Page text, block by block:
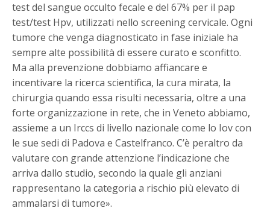
test del sangue occulto fecale e del 67% per il pap
test/test Hpv, utilizzati nello screening cervicale. Ogni
tumore che venga diagnosticato in fase iniziale ha
sempre alte possibilità di essere curato e sconfitto.
Ma alla prevenzione dobbiamo affiancare e
incentivare la ricerca scientifica, la cura mirata, la
chirurgia quando essa risulti necessaria, oltre a una
forte organizzazione in rete, che in Veneto abbiamo,
assieme a un Irccs di livello nazionale come lo Iov con
le sue sedi di Padova e Castelfranco. C’è peraltro da
valutare con grande attenzione l’indicazione che
arriva dallo studio, secondo la quale gli anziani
rappresentano la categoria a rischio più elevato di
ammalarsi di tumore».